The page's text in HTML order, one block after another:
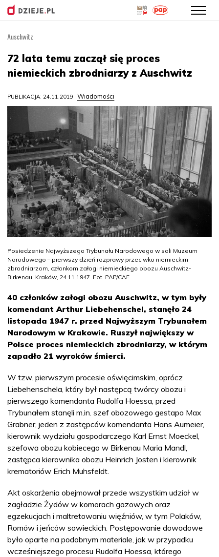
treści
Auschwitz
72 lata temu zaczął się proces
niemieckich zbrodniarzy z Auschwitz
PUBLIKACJA: 24.11.2019 Wiadomości
Posiedzenie Najwyższego Trybunału Narodowego w sali Muzeum
Narodowego – pierwszy dzień rozprawy przeciwko niemieckim
zbrodniarzom, członkom załogi niemieckiego obozu Auschwitz-
Birkenau. Kraków, 24.11.1947. Fot. PAP/CAF
40 członków załogi obozu Auschwitz, w tym były
komendant Arthur Liebehenschel, stanęło 24
listopada 1947 r. przed Najwyższym Trybunałem
Narodowym w Krakowie. Ruszył największy w
Polsce proces niemieckich zbrodniarzy, w którym
zapadło 21 wyroków śmierci.
W tzw. pierwszym procesie oświęcimskim, oprócz
Liebehenschela, który był następcą twórcy obozu i
pierwszego komendanta Rudolfa Hoessa, przed
Trybunałem stanęli m.in. szef obozowego gestapo Max
Grabner, jeden z zastępców komendanta Hans Aumeier,
kierownik wydziału gospodarczego Karl Ernst Moeckel,
szefowa obozu kobiecego w Birkenau Maria Mandl,
zastępca kierownika obozu Heinrich Josten i kierownik
krematoriów Erich Muhsfeldt.
Akt oskarżenia obejmował przede wszystkim udział w
zagładzie Żydów w komorach gazowych oraz
egzekucjach i maltretowaniu więźniów, w tym Polaków,
Romów i jeńców sowieckich. Postępowanie dowodowe
było oparte na podobnym materiale, jak w przypadku
wcześniejszego procesu Rudolfa Hoessa, którego